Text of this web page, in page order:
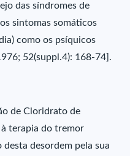
das síndromes de
sintomas somáticos
como os psíquicos
52(suppl.4): 168-74].
de Cloridrato de
terapia do tremor
desordem pela sua